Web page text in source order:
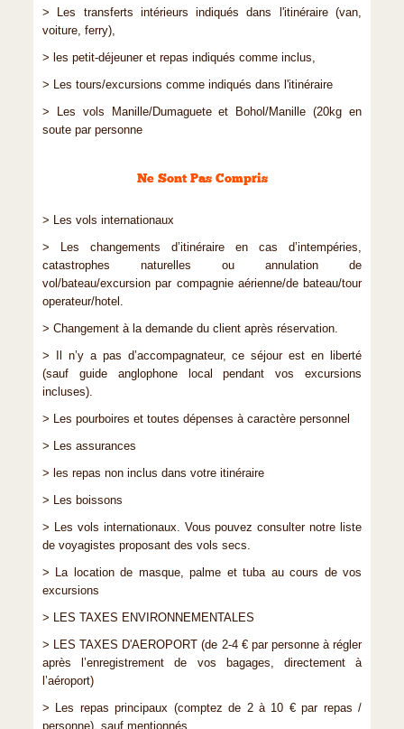
> Les transferts intérieurs indiqués dans l'itinéraire (van,
voiture, ferry),
> les petit-déjeuner et repas indiqués comme inclus,
> Les tours/excursions comme indiqués dans l'itinéraire
> Les vols Manille/Dumaguete et Bohol/Manille (20kg en
soute par personne
Ne Sont Pas Compris
> Les vols internationaux
> Les changements d’itinéraire en cas d’intempéries,
catastrophes naturelles ou annulation de
vol/bateau/excursion par compagnie aérienne/de bateau/tour
operateur/hotel.
> Changement à la demande du client après réservation.
> Il n’y a pas d’accompagnateur, ce séjour est en liberté
(sauf guide anglophone local pendant vos excursions
incluses).
> Les pourboires et toutes dépenses à caractère personnel
> Les assurances
> les repas non inclus dans votre itinéraire
> Les boissons
> Les vols internationaux. Vous pouvez consulter notre liste
de voyagistes proposant des vols secs.
> La location de masque, palme et tuba au cours de vos
excursions
> LES TAXES ENVIRONNEMENTALES
> LES TAXES D'AEROPORT (de 2-4 € par personne à régler
après l’enregistrement de vos bagages, directement à
l’aéroport)
> Les repas principaux (comptez de 2 à 10 € par repas /
personne), sauf mentionnés